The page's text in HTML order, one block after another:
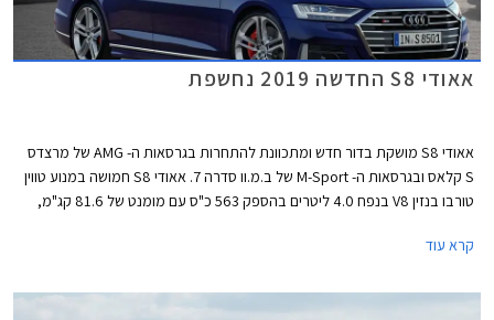
אאודי S8 החדשה 2019 נחשפת
אאודי S8 מושקת בדור חדש ומתכוונת להתחרות בגרסאות ה- AMG של מרצדס
S קלאס ובגרסאות ה- M-Sport של ב.מ.וו סדרה 7. אאודי S8 חמושה במנוע טווין
טורבו בנזין V8 בנפח 4.0 ליטרים בהספק 563 כ"ס עם מומנט של 81.6 קג"מ,
פורסמו.
קרא עוד